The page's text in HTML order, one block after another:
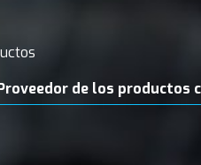
de los productos